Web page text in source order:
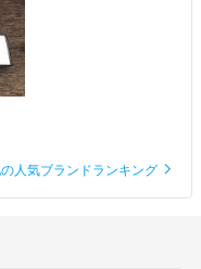
人気ブランドランキング